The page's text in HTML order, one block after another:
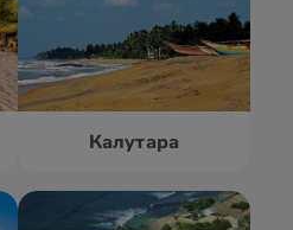
Калутара